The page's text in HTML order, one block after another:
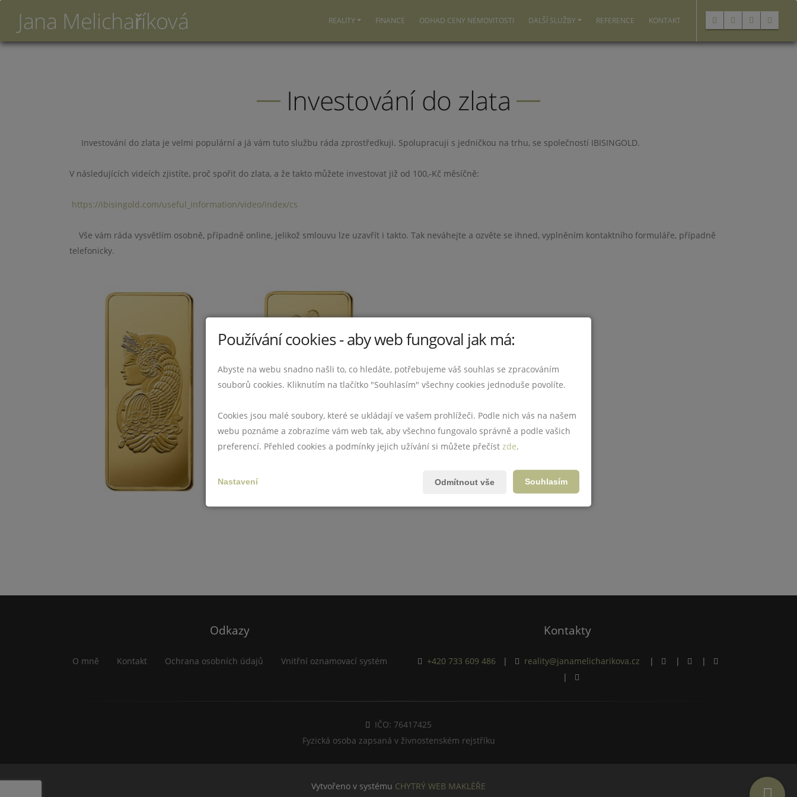
Jana Melichaříková REALITY FINANCE ODHAD CENY NEMOVITOSTI DALŠÍ SLUŽBY REFERENCE KONTAKT
Investování do zlata
Investování do zlata je velmi populární a já vám tuto službu ráda zprostředkuji. Spolupracuji s jedničkou na trhu, se společností IBISINGOLD.
V následujících videích zjistíte, proč spořit do zlata, a že takto můžete investovat již od 100,-Kč měsíčně:
https://ibisingold.com/useful_information/video/index/cs
Vše vám ráda vysvětlím osobně, případně online, jelikož smlouvu lze uzavřít i takto. Tak neváhejte a ozvěte se ihned, vyplněním kontaktního formuláře, případně
telefonicky.
Odkazy
O mně Kontakt Ochrana osobních údajů Vnitřní oznamovací systém
Kontakty
+420 733 609 486 | reality@janamelicharikova.cz | |
|
|
IČO: 76417425
Fyzická osoba zapsaná v živnostenském rejstříku
Vytvořeno v systému CHYTRÝ WEB MAKLÉŘE
Používání cookies - aby web fungoval jak má:
Abyste na webu snadno našli to, co hledáte, potřebujeme váš souhlas se zpracováním
souborů cookies. Kliknutím na tlačítko "Souhlasím" všechny cookies jednoduše povolíte.
Cookies jsou malé soubory, které se ukládají ve vašem prohlížeči. Podle nich vás na našem
webu poznáme a zobrazíme vám web tak, aby všechno fungovalo správně a podle vašich
preferencí. Přehled cookies a podmínky jejich užívání si můžete přečíst zde.
Nastavení Souhlasím
Odmítnout vše